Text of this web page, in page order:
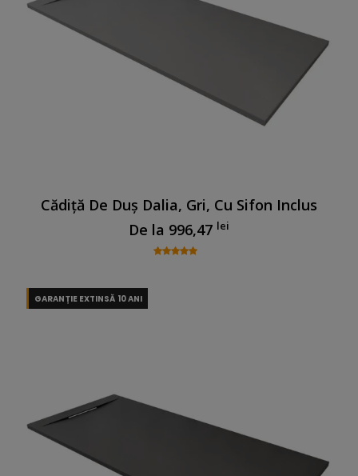
Cădiță De Duș Dalia, Gri, Cu Sifon Inclus
De la 996,47 lei